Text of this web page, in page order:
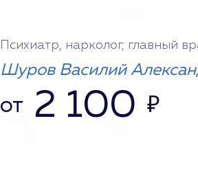
Психиатр, нарколог, главный
Шуров Василий
от 2 100 ₽